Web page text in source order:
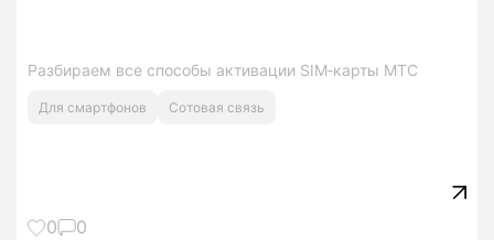
Разбираем все способы активации SIM‑карты МТС
Для смартфонов Сотовая связь
0 0